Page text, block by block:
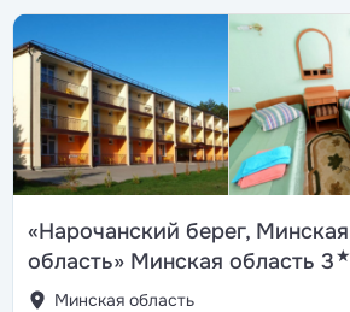
«Нарочанский берег, Минская
область» Минская область 3★
Минская область